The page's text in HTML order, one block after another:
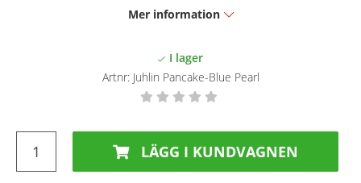
Mer information
Artnr: Juhlin Pancake-Blue Pearl
LÄGG I KUNDVAGNEN